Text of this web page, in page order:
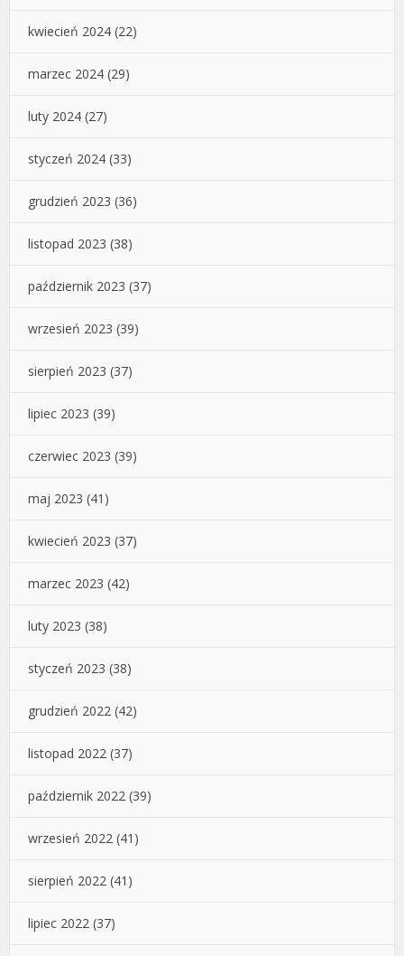
kwiecień 2024 (22)
marzec 2024 (29)
luty 2024 (27)
styczeń 2024 (33)
grudzień 2023 (36)
listopad 2023 (38)
październik 2023 (37)
wrzesień 2023 (39)
sierpień 2023 (37)
lipiec 2023 (39)
czerwiec 2023 (39)
maj 2023 (41)
kwiecień 2023 (37)
marzec 2023 (42)
luty 2023 (38)
styczeń 2023 (38)
grudzień 2022 (42)
listopad 2022 (37)
październik 2022 (39)
wrzesień 2022 (41)
sierpień 2022 (41)
lipiec 2022 (37)